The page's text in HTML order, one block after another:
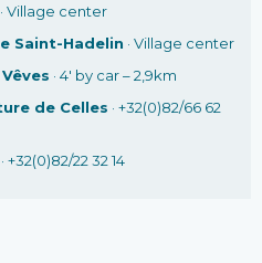
· Village center
Saint-Hadelin · Village center
· 4′ by car – 2,9km
de Celles · +32(0)82/66 62
· +32(0)82/22 32 14